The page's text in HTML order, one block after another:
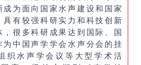
成为面向国家水声建设和国家
具有较强科研实力和科技创新
很多科研成果达到国际、国
为中国声学学会水声分会的挂
织水声学会议等大型学术活